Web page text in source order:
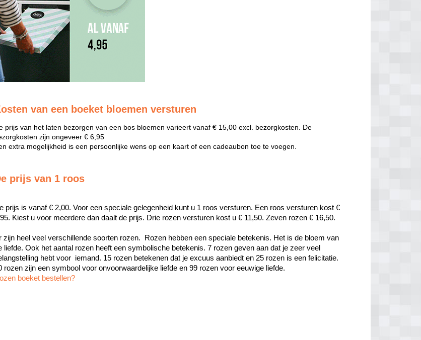
van een boeket bloemen versturen
prijs van het laten bezorgen van een bos bloemen varieert vanaf € 15,00 excl. bezorgkosten. De
zijn ongeveer € 6,95
extra mogelijkheid is een persoonlijke wens op een kaart of een cadeaubon toe te voegen.
prijs van 1 roos
prijs is vanaf € 2,00. Voor een speciale gelegenheid kunt u 1 roos versturen. Een roos versturen kost €
Kiest u voor meerdere dan daalt de prijs. Drie rozen versturen kost u € 11,50. Zeven rozen € 16,50.
zijn heel veel verschillende soorten rozen.  Rozen hebben een speciale betekenis. Het is de bloem van
liefde. Ook het aantal rozen heeft een symbolische betekenis. 7 rozen geven aan dat je zeer veel
hebt voor  iemand. 15 rozen betekenen dat je excuus aanbiedt en 25 rozen is een felicitatie.
boeket bestellen?